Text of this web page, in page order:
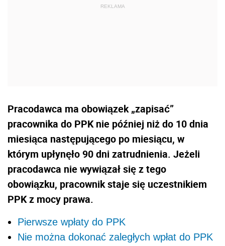
Pracodawca ma obowiązek „zapisać”
pracownika do PPK nie później niż do 10 dnia
miesiąca następującego po miesiącu, w
którym upłynęło 90 dni zatrudnienia. Jeżeli
pracodawca nie wywiązał się z tego
obowiązku, pracownik staje się uczestnikiem
PPK z mocy prawa.
Pierwsze wpłaty do PPK
Nie można dokonać zaległych wpłat do PPK